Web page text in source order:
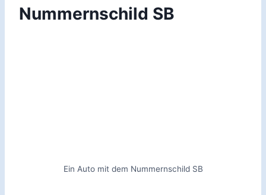
Nummernschild SB
Ein Auto mit dem Nummernschild SB